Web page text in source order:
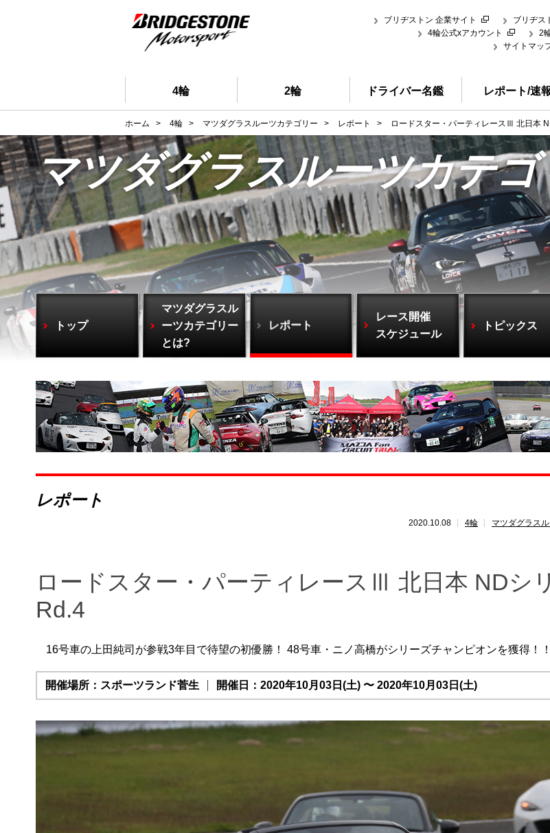
ブリヂストン 企業サイト
ブリヂス
4輪公式xアカウント
2
サイトマッ
4輪 2輪 ドライバー名鑑 レポート/速
ホーム > 4輪 > マツダグラスルーツカテゴリー > レポート > ロードスター・パーティレースⅢ 北日本
マツダグラスルーツカテゴ
トップ
マツダグラスル
ーツカテゴリー
とは?
レポート
レース開催
スケジュール
トピックス
レポート
2020.10.08 4輪 マツダグラス
ロードスター・パーティレースⅢ 北日本 NDシ
Rd.4
16号車の上田純司が参戦3年目で待望の初優勝！ 48号車・ニノ高橋がシリーズチャンピオンを獲得！！
開催場所：スポーツランド菅生 開催日：2020年10月03日(土) 〜 2020年10月03日(土)